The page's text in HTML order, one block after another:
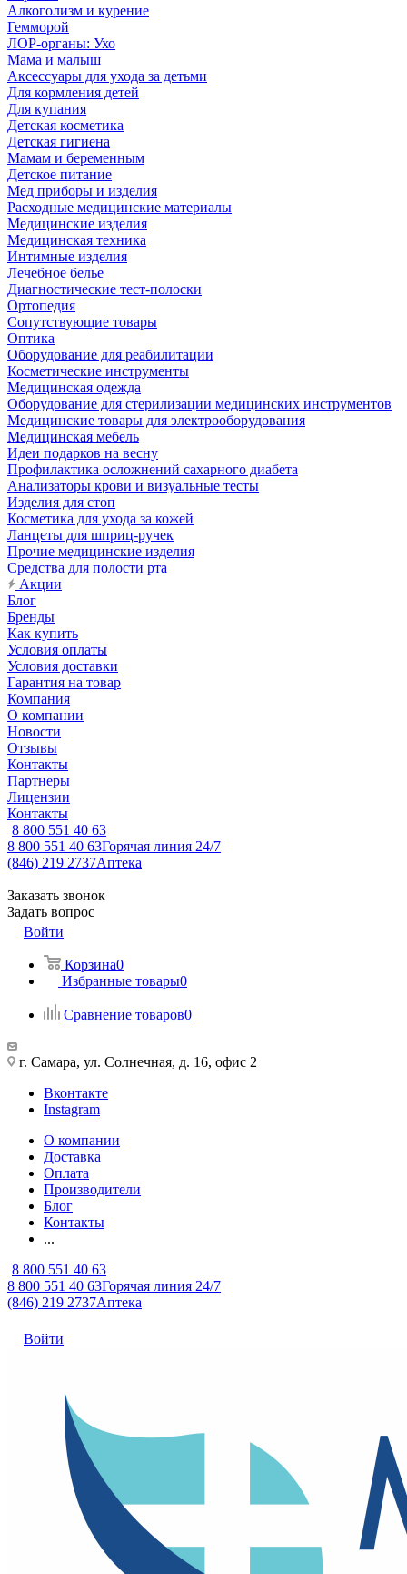
Алкоголизм и курение
Гемморой
ЛОР-органы: Ухо
Мама и малыш
Аксессуары для ухода за детьми
Для кормления детей
Для купания
Детская косметика
Детская гигиена
Мамам и беременным
Детское питание
Мед приборы и изделия
Расходные медицинские материалы
Медицинские изделия
Медицинская техника
Интимные изделия
Лечебное белье
Диагностические тест-полоски
Ортопедия
Сопутствующие товары
Оптика
Оборудование для реабилитации
Косметические инструменты
Медицинская одежда
Оборудование для стерилизации медицинских инструментов
Медицинские товары для электрооборудования
Медицинская мебель
Идеи подарков на весну
Профилактика осложнений сахарного диабета
Анализаторы крови и визуальные тесты
Изделия для стоп
Косметика для ухода за кожей
Ланцеты для шприц-ручек
Прочие медицинские изделия
Средства для полости рта
Акции
Блог
Бренды
Как купить
Условия оплаты
Условия доставки
Гарантия на товар
Компания
О компании
Новости
Отзывы
Контакты
Партнеры
Лицензии
Контакты
8 800 551 40 63
8 800 551 40 63Горячая линия 24/7
(846) 219 2737Аптека
Заказать звонок
Задать вопрос
Войти
Корзина0
Избранные товары0
Сравнение товаров0
г. Самара, ул. Солнечная, д. 16, офис 2
Вконтакте
Instagram
О компании
Доставка
Оплата
Производители
Блог
Контакты
...
8 800 551 40 63
8 800 551 40 63Горячая линия 24/7
(846) 219 2737Аптека
Войти